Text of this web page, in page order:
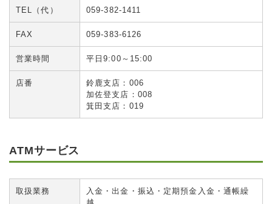
TEL（代） 059-382-1411
FAX 059-383-6126
営業時間 平日9:00～15:00
店番
鈴鹿支店：006
加佐登支店：008
箕田支店：019
ATMサービス
取扱業務
入金・出金・振込・定期預金入金・通帳繰